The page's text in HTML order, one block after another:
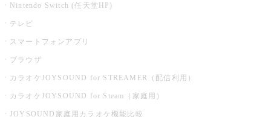
Nintendo Switch (任天堂HP)
テレビ
スマートフォンアプリ
ブラウザ
カラオケJOYSOUND for STREAMER（配信利用）
カラオケJOYSOUND for Steam（家庭用）
JOYSOUND家庭用カラオケ機能比較